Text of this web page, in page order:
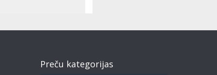
Preču kategorijas